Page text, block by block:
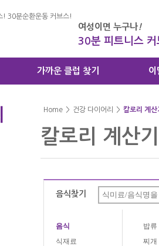
여성이면 누구나!
30분 피트니스 커
가까운 클럽 찾기 이
Home > 건강 다이어리 > 칼로리 계산
칼로리 계산기
음식찾기
음식
식재료
밥류
찌개